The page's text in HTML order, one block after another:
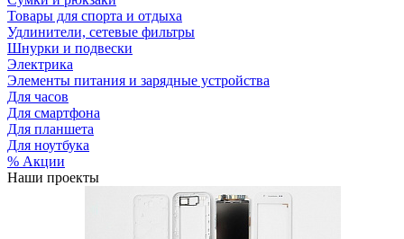
Товары для спорта и отдыха
Удлинители, сетевые фильтры
Шнурки и подвески
Электрика
Элементы питания и зарядные устройства
Для часов
Для смартфона
Для планшета
Для ноутбука
% Акции
Наши проекты